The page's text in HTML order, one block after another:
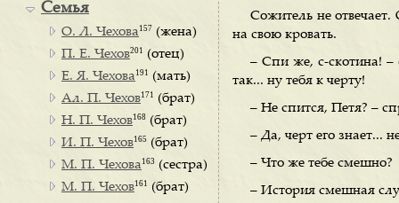
Сожитель не отвечает.
на свою кровать.
– Спи же, с-скотина! –
так... ну тебя к черту!
– Не спится, Петя? –
– Да, черт его знает...
– Что же тебе смешно?
– История смешная
Семья
О. Л. Чехова 157 (жена)
П. Е. Чехов201 (отец)
Е. Я. Чехова 191 (мать)
Ал. П. Чехов171 (брат)
Н. П. Чехов168 (брат)
И. П. Чехов165 (брат)
М. П. Чехова 163 (сестра)
М. П. Чехов161 (брат)